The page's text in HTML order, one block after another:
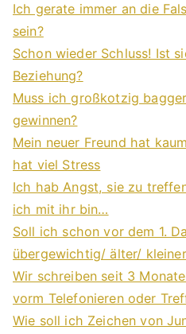
Ich gerate immer an die
sein?
Schon wieder Schluss! Ist
Beziehung?
Muss ich großkotzig
gewinnen?
Mein neuer Freund hat
hat viel Stress
Ich hab Angst, sie zu
ich mit ihr bin…
Soll ich schon vor dem 1.
übergewichtig/ älter/
Wir schreiben seit 3
vorm Telefonieren oder
Wie soll ich Zeichen von